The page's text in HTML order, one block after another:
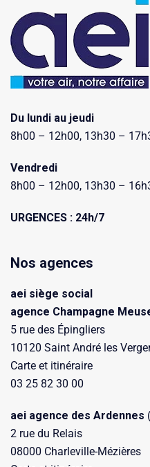
Du lundi au jeudi
8h00 – 12h00, 13h30 –
Vendredi
8h00 – 12h00, 13h30 –
URGENCES : 24h/7
Nos agences
aei siège social
agence Champagne
5 rue des Épingliers
10120 Saint André les
Carte et itinéraire
03 25 82 30 00
aei agence des Ardennes
2 rue du Relais
08000 Charleville-Mézières